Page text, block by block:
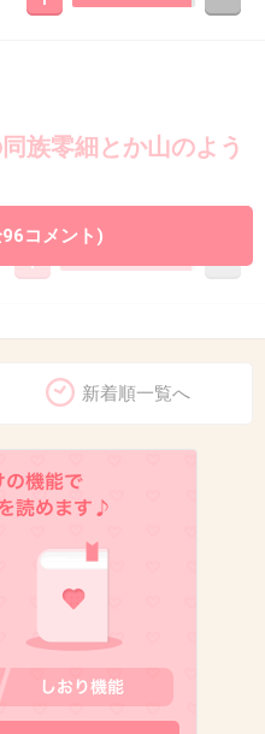
族零細とか山のよう
+139
銘打ってたけど待遇
コメント)
新着順一覧へ